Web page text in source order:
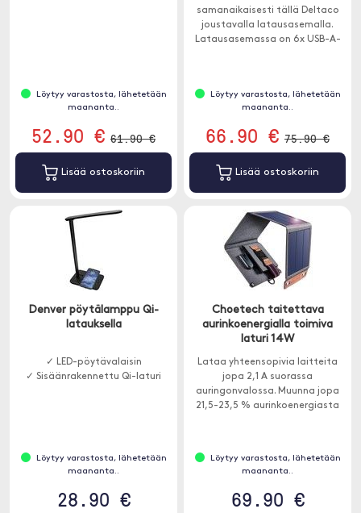
Löytyy varastosta, lähetetään
maananta..
52.90 € 61.90 €
Lisää ostoskoriin
samanaikaisesti tällä Deltaco
joustavalla latausasemalla.
Latausasemassa on 6x USB-A-
Löytyy varastosta, lähetetään
maananta..
66.90 € 75.90 €
Lisää ostoskoriin
Denver pöytälamppu Qi-
latauksella
✓ LED-pöytävalaisin
✓ Sisäänrakennettu Qi-laturi
Löytyy varastosta, lähetetään
maananta..
28.90 €
Choetech taitettava
aurinkoenergialla toimiva
laturi 14W
Lataa yhteensopivia laitteita
jopa 2,1 A suorassa
auringonvalossa. Muunna jopa
21,5-23,5 % aurinkoenergiasta
Löytyy varastosta, lähetetään
maananta..
69.90 €